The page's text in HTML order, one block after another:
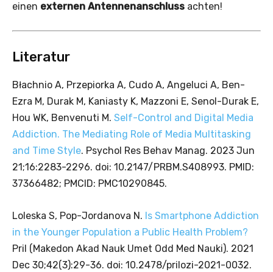
einen externen Antennenanschluss achten!
Literatur
Błachnio A, Przepiorka A, Cudo A, Angeluci A, Ben-
Ezra M, Durak M, Kaniasty K, Mazzoni E, Senol-Durak E,
Hou WK, Benvenuti M. Self-Control and Digital Media
Addiction. The Mediating Role of Media Multitasking
and Time Style. Psychol Res Behav Manag. 2023 Jun
21;16:2283-2296. doi: 10.2147/PRBM.S408993. PMID:
37366482; PMCID: PMC10290845.
Loleska S, Pop-Jordanova N. Is Smartphone Addiction
in the Younger Population a Public Health Problem?
Pril (Makedon Akad Nauk Umet Odd Med Nauki). 2021
Dec 30;42(3):29-36. doi: 10.2478/prilozi-2021-0032.